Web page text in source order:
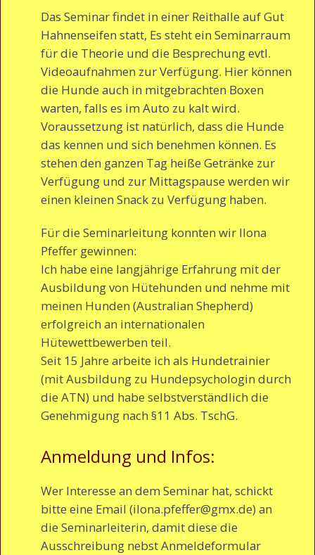
Das Seminar findet in einer Reithalle auf Gut
Hahnenseifen statt, Es steht ein Seminarraum
für die Theorie und die Besprechung evtl.
Videoaufnahmen zur Verfügung. Hier können
die Hunde auch in mitgebrachten Boxen
warten, falls es im Auto zu kalt wird.
Voraussetzung ist natürlich, dass die Hunde
das kennen und sich benehmen können. Es
stehen den ganzen Tag heiße Getränke zur
Verfügung und zur Mittagspause werden wir
einen kleinen Snack zu Verfügung haben.
Für die Seminarleitung konnten wir Ilona
Pfeffer gewinnen:
Ich habe eine langjährige Erfahrung mit der
Ausbildung von Hütehunden und nehme mit
meinen Hunden (Australian Shepherd)
erfolgreich an internationalen
Hütewettbewerben teil.
Seit 15 Jahre arbeite ich als Hundetrainier
(mit Ausbildung zu Hundepsychologin durch
die ATN) und habe selbstverständlich die
Genehmigung nach §11 Abs. TschG.
Anmeldung und Infos:
Wer Interesse an dem Seminar hat, schickt
bitte eine Email (ilona.pfeffer@gmx.de) an
die Seminarleiterin, damit diese die
Ausschreibung nebst Anmeldeformular